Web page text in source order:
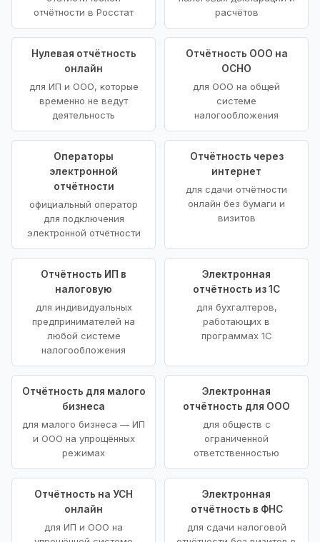
отчётности в Росстат
расчётов
Нулевая отчётность
онлайн
для ИП и ООО, которые
временно не ведут
деятельность
Отчётность ООО на
ОСНО
для ООО на общей
системе
налогообложения
Операторы
электронной
отчётности
официальный оператор
для подключения
электронной отчётности
Отчётность через
интернет
для сдачи отчётности
онлайн без бумаги и
визитов
Отчётность ИП в
налоговую
для индивидуальных
предпринимателей на
любой системе
налогообложения
Электронная
отчётность из 1С
для бухгалтеров,
работающих в
программах 1С
Отчётность для малого
бизнеса
для малого бизнеса — ИП
и ООО на упрощённых
режимах
Электронная
отчётность для ООО
для обществ с
ограниченной
ответственностью
Отчётность на УСН
онлайн
для ИП и ООО на
Электронная
отчётность в ФНС
для сдачи налоговой